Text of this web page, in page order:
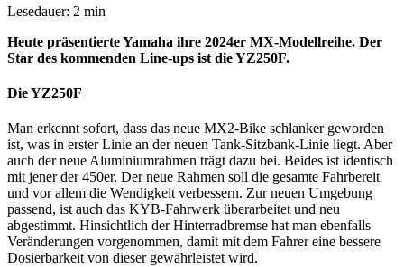
Lesedauer: 2 min
Heute präsentierte Yamaha ihre 2024er MX-Modellreihe. Der
Star des kommenden Line-ups ist die YZ250F.
Die YZ250F
Man erkennt sofort, dass das neue MX2-Bike schlanker geworden
ist, was in erster Linie an der neuen Tank-Sitzbank-Linie liegt. Aber
auch der neue Aluminiumrahmen trägt dazu bei. Beides ist identisch
mit jener der 450er. Der neue Rahmen soll die gesamte Fahrbereit
und vor allem die Wendigkeit verbessern. Zur neuen Umgebung
passend, ist auch das KYB-Fahrwerk überarbeitet und neu
abgestimmt. Hinsichtlich der Hinterradbremse hat man ebenfalls
Veränderungen vorgenommen, damit mit dem Fahrer eine bessere
Dosierbarkeit von dieser gewährleistet wird.